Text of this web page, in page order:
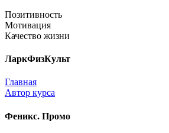
Позитивность
Мотивация
Качество жизни
ЛаркФизКульт
Главная
Автор курса
Феникс. Промо